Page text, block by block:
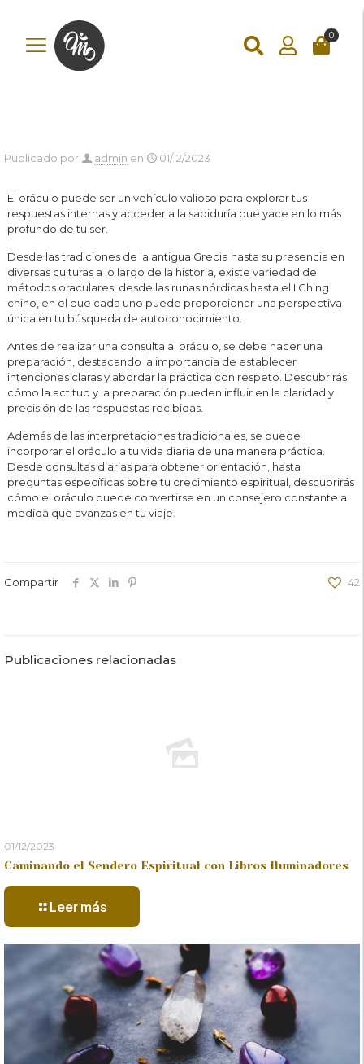
function () { if (!is_checkout()) return; ?>
0
Publicado por admin en 01/12/2023
El oráculo puede ser un vehículo valioso para explorar tus
respuestas internas y acceder a la sabiduría que yace en lo más
profundo de tu ser.
Desde las tradiciones de la antigua Grecia hasta su presencia en
diversas culturas a lo largo de la historia, existe variedad de
métodos oraculares, desde las runas nórdicas hasta el I Ching
chino, en el que cada uno puede proporcionar una perspectiva
única en tu búsqueda de autoconocimiento.
Antes de realizar una consulta al oráculo, se debe hacer una
preparación, destacando la importancia de establecer
intenciones claras y abordar la práctica con respeto. Descubrirás
cómo la actitud y la preparación pueden influir en la claridad y
precisión de las respuestas recibidas.
Además de las interpretaciones tradicionales, se puede
incorporar el oráculo a tu vida diaria de una manera práctica.
Desde consultas diarias para obtener orientación, hasta
preguntas específicas sobre tu crecimiento espiritual, descubrirás
cómo el oráculo puede convertirse en un consejero constante a
medida que avanzas en tu viaje.
Compartir 42
Publicaciones relacionadas
01/12/2023
Caminando el Sendero Espiritual con Libros Iluminadores
Leer más